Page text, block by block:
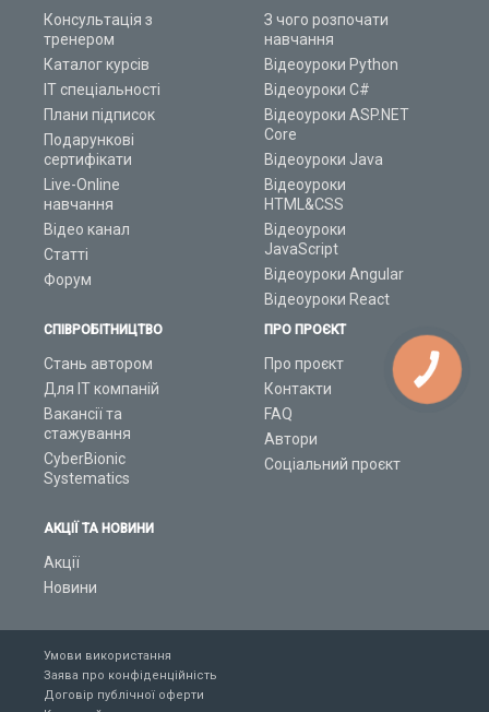
Консультація з
тренером
Каталог курсів
ІТ спеціальності
Плани підписок
Подарункові
сертифікати
Live-Online
навчання
Відео канал
Статті
Форум
З чого розпочати
навчання
Відеоуроки Python
Відеоуроки C#
Відеоуроки ASP.NET
Core
Відеоуроки Java
Відеоуроки
HTML&CSS
Відеоуроки
JavaScript
Відеоуроки Angular
Відеоуроки React
СПІВРОБІТНИЦТВО
Стань автором
Для ІТ компаній
Вакансії та
стажування
CyberBionic
Systematics
АКЦІЇ ТА НОВИНИ
Акції
Новини
ПРО ПРОЄКТ
Про проєкт
Контакти
FAQ
Автори
Соціальний проєкт
Умови використання
Заява про конфіденційність
Договір публічної оферти